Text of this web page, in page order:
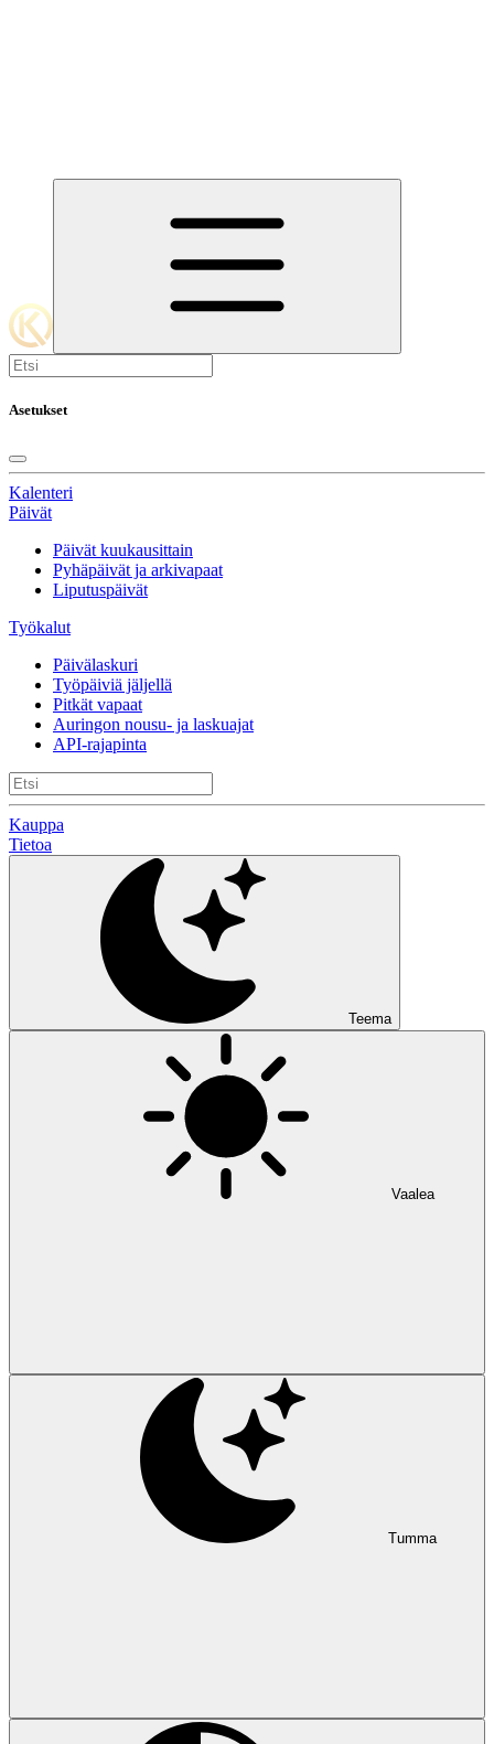
Asetukset
Kalenteri
Päivät
Päivät kuukausittain
Pyhäpäivät ja arkivapaat
Liputuspäivät
Työkalut
Päivälaskuri
Työpäiviä jäljellä
Pitkät vapaat
Auringon nousu- ja laskuajat
API-rajapinta
Kauppa
Tietoa
Teema
Vaalea
Tumma